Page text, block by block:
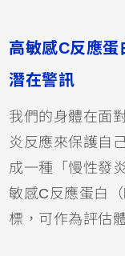
高敏感C反應
潛在警訊
我們的身體在面
炎反應來保護自
成一種「慢性發
敏感C反應蛋白
標，可作為評估